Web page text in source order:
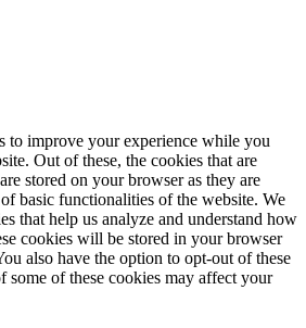
to improve your experience while you
Out of these, the cookies that are
stored on your browser as they are
basic functionalities of the website. We
that help us analyze and understand how
cookies will be stored in your browser
also have the option to opt-out of these
some of these cookies may affect your